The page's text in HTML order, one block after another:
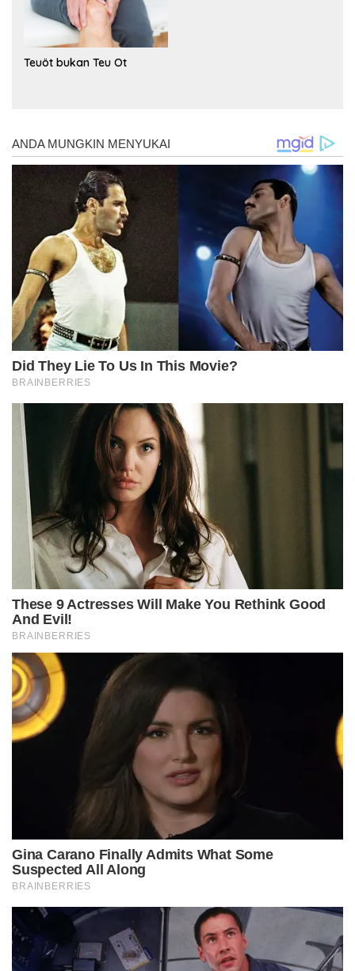
Teuöt bukan Teu Ot